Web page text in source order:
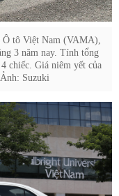
Ô tô Việt Nam (VAMA),
3 năm nay. Tính tổng
chiếc. Giá niêm yết của
Suzuki